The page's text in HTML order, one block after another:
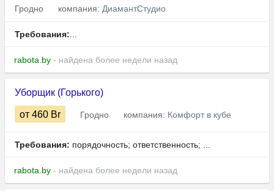
Гродно компания: ДиамантСтудио
Требования:...
rabota.by - найдена более недели назад
Уборщик (Горького)
от 460 Br Гродно компания: Комфорт в кубе
Требования: порядочность; ответственность; ...
rabota.by - найдена более недели назад